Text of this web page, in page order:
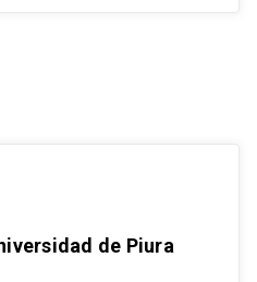
de Piura